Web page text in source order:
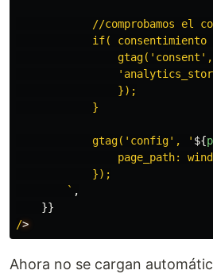
//comprobamos el
if( consentimiento
                });
            }
            gtag('config', '
${
page_path:
            });
        `
,
}}
/
Ahora no se cargan